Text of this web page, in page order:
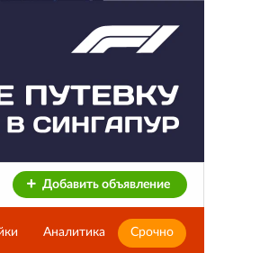
Добавить объявление
Аналитика Срочно